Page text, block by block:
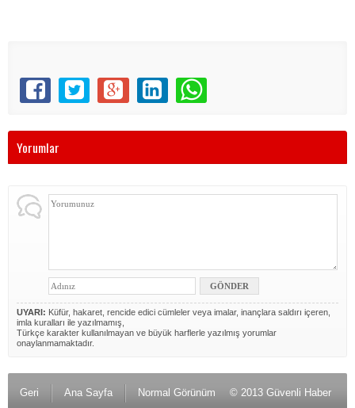
Yorumlar
UYARI: Küfür, hakaret, rencide edici cümleler veya imalar, inançlara saldırı içeren,
imla kuralları ile yazılmamış,
Türkçe karakter kullanılmayan ve büyük harflerle yazılmış yorumlar
onaylanmamaktadır.
Geri Ana Sayfa Normal Görünüm © 2013 Güvenli Haber